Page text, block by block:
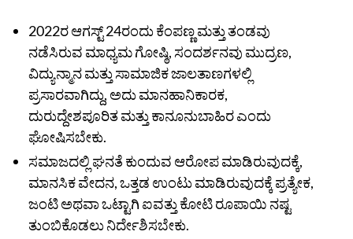
2022ರ ಆಗಸ್ಟ್‌ 24ರಂದು ಕೆಂಪಣ್ಣ ಮತ್ತು ತಂಡವು
ನಡೆಸಿರುವ ಮಾಧ್ಯಮ ಗೋಷ್ಠಿ, ಸಂದರ್ಶನವು ಮುದ್ರಣ,
ವಿದ್ಯುನ್ಮಾನ ಮತ್ತು ಸಾಮಾಜಿಕ ಜಾಲತಾಣಗಳಲ್ಲಿ
ಪ್ರಸಾರವಾಗಿದ್ದು, ಅದು ಮಾನಹಾನಿಕಾರಕ,
ದುರುದ್ದೇಶಪೂರಿತ ಮತ್ತು ಕಾನೂನುಬಾಹಿರ ಎಂದು
ಘೋಷಿಸಬೇಕು.
ಸಮಾಜದಲ್ಲಿ ಘನತೆ ಕುಂದುವ ಆರೋಪ ಮಾಡಿರುವುದಕ್ಕೆ,
ಮಾನಸಿಕ ವೇದನ, ಒತ್ತಡ ಉಂಟು ಮಾಡಿರುವುದಕ್ಕೆ ಪ್ರತ್ಯೇಕ,
ಜಂಟಿ ಅಥವಾ ಒಟ್ಟಾಗಿ ಐವತ್ತು ಕೋಟಿ ರೂಪಾಯಿ ನಷ್ಟ
ತುಂಬಿಕೊಡಲು ನಿರ್ದೇಶಿಸಬೇಕು.